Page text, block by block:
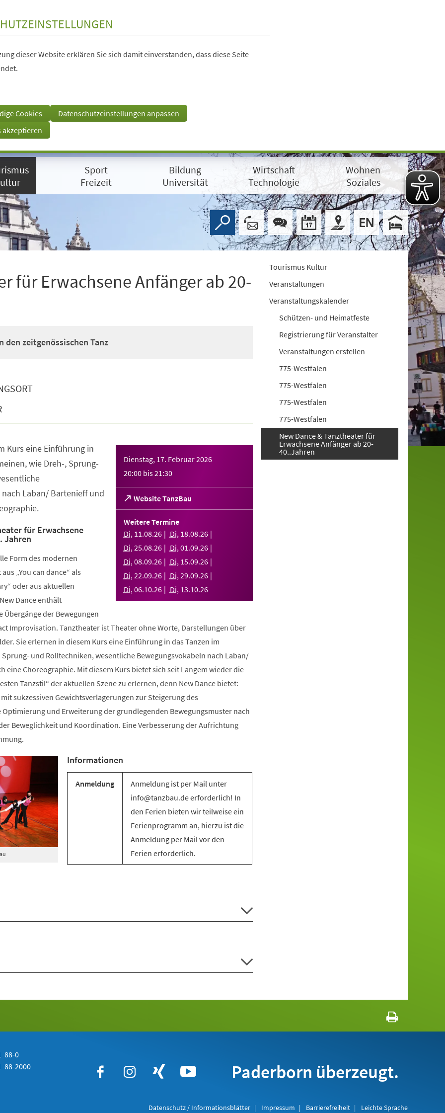
dieser Website erklären Sie sich damit einverstanden, dass diese Seite
Cookies
Datenschutzeinstellungen anpassen
akzeptieren
Sport
Freizeit
Bildung
Universität
Wirtschaft
Technologie
Wohnen
Soziales
für Erwachsene Anfänger ab 20-
den zeitgenössischen Tanz
Dienstag, 17. Februar 2026
20:00 bis21:30
Website TanzBau
(Öffnet
in
einem
neuen
Tab)
Weitere Termine
Di, 11.08.26 Di, 18.08.26
Di,25.08.26 Di,01.09.26
Di,08.09.26 Di, 15.09.26
Di,22.09.26 Di,29.09.26
Di,06.10.26 Di, 13.10.26
Kurs eine Einführung in
wie Dreh-, Sprung-
Laban/ Bartenieff und
für Erwachsene
Jahren
Form des modernen
„You can dance“ als
oder aus aktuellen
Dance enthält
der Bewegungen
Improvisation. Tanztheater ist Theater ohne Worte, Darstellungen über
Sie erlernen in diesem Kurs eine Einführung in das Tanzen im
und Rolltechniken, wesentliche Bewegungsvokabeln nach Laban/
eine Choreographie. Mit diesem Kurs bietet sich seit Langem wieder die
Tanzstil“ der aktuellen Szene zu erlernen, denn New Dance bietet:
sukzessiven Gewichtsverlagerungen zur Steigerung des
Optimierung und Erweiterung der grundlegenden Bewegungsmuster nach
Beweglichkeit und Koordination. Eine Verbesserung der Aufrichtung
Informationen
Anmeldung
Anmeldung ist per Mail unter
info@tanzbau.de erforderlich! In
den Ferien bieten wir teilweise ein
Ferienprogramm an, hierzu ist die
Anmeldung per Mail vor den
Ferien erforderlich.
Tourismus Kultur
Veranstaltungen
Veranstaltungskalender
Schützen- und Heimatfeste
Registrierung für Veranstalter
Veranstaltungen erstellen
775-Westfalen
775-Westfalen
775-Westfalen
775-Westfalen
New Dance & Tanztheater für
Erwachsene Anfänger ab 20-
40..Jahren
88-0
88-2000 Paderborn überzeugt.
Datenschutz / Informationsblätter Impressum Barrierefreiheit Leichte Sprache